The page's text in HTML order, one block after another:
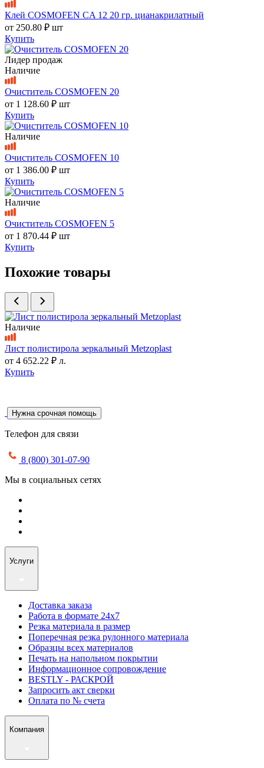
Клей COSMOFEN CA 12 20 гр. цианакрилатный
от 250.80 ₽ шт
Купить
Лидер продаж
Наличие
Очиститель COSMOFEN 20
от 1 128.60 ₽ шт
Купить
Наличие
Очиститель COSMOFEN 10
от 1 386.00 ₽ шт
Купить
Наличие
Очиститель COSMOFEN 5
от 1 870.44 ₽ шт
Купить
Похожие товары
Наличие
Лист полистирола зеркальный Metzoplast
от 4 652.22 ₽ л.
Купить
Нужна срочная помощь
Телефон для связи
8 (800) 301-07-90
Мы в социальных сетях
Услуги
Доставка заказа
Работа в формате 24х7
Резка материала в размер
Поперечная резка рулонного материала
Образцы всех материалов
Печать на напольном покрытии
Информационное сопровождение
BESTLY - РАСКРОЙ
Запросить акт сверки
Оплата по № счета
Компания